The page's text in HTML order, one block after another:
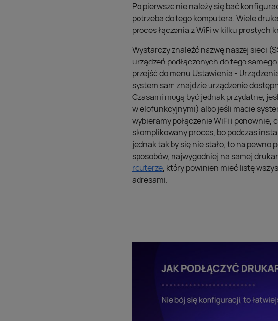
Po pierwsze nie należy się bać
potrzeba do tego komputera. Wiele
proces łączenia z WiFi w kilku prostych
Wystarczy znaleźć nazwę naszej sieci
urządzeń podłączonych do tego
przejść do menu Ustawienia -
system sam znajdzie urządzenie
Czasami mogą być jednak przydatne,
wielofunkcyjnymi) albo jeśli macie
wybieramy połączenie WiFi i ponownie,
skomplikowany proces, bo podczas
jednak tak by się nie stało, to na pewno
sposobów, najwygodniej na samej
routerze, który powinien mieć listę
adresami.